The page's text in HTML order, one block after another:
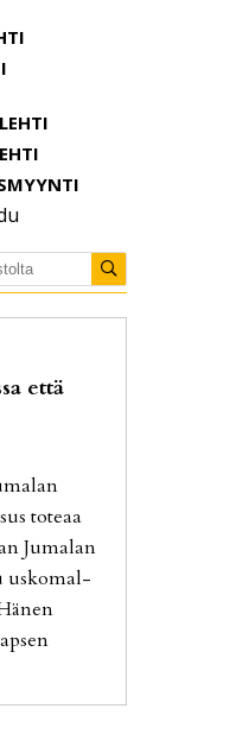
että
to­te­aa
Ju­ma­lan
us­ko­mal­